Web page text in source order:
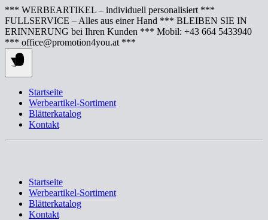
Springe
zum
Inhalt
*** WERBEARTIKEL – individuell personalisiert ***
FULLSERVICE – Alles aus einer Hand *** BLEIBEN SIE IN
ERINNERUNG bei Ihren Kunden *** Mobil: +43 664 5433940
*** office@promotion4you.at ***
Startseite
Werbeartikel-Sortiment
Blätterkatalog
Kontakt
Startseite
Werbeartikel-Sortiment
Blätterkatalog
Kontakt